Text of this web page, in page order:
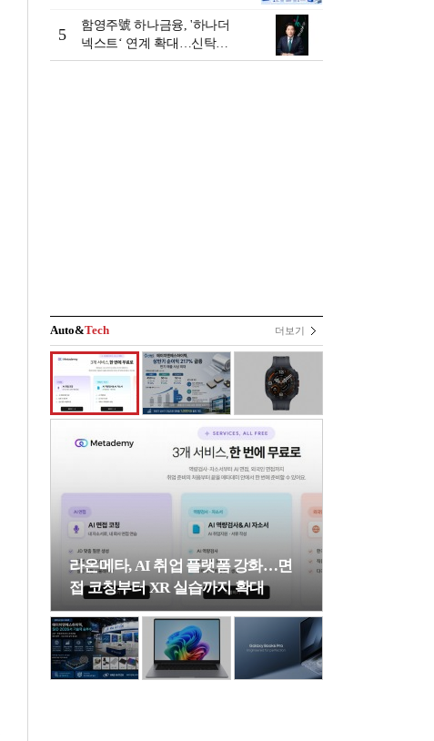
5
함영주號 하나금융, '하나더
넥스트‘ 연계 확대…신탁수
수료 2배 증가 효과 [금융 시
Auto&Tech 더보기
라온메타, AI 취업 플랫폼 강화…면
접 코칭부터 XR 실습까지 확대